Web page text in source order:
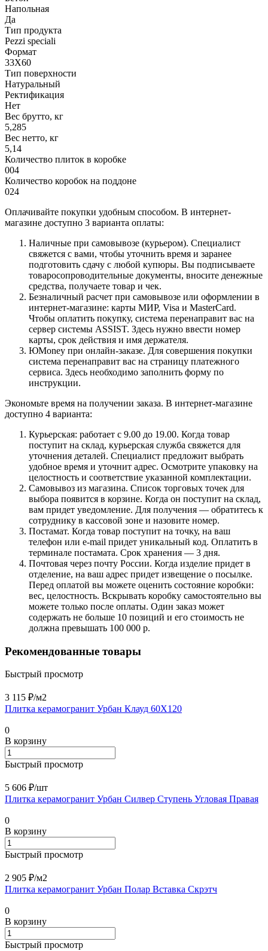
Напольная
Да
Тип продукта
Pezzi speciali
Формат
33X60
Тип поверхности
Натуральный
Ректификация
Нет
Вес брутто, кг
5,285
Вес нетто, кг
5,14
Количество плиток в коробке
004
Количество коробок на поддоне
024
Оплачивайте покупки удобным способом. В интернет-
магазине доступно 3 варианта оплаты:
Наличные при самовывозе (курьером). Специалист
свяжется с вами, чтобы уточнить время и заранее
подготовить сдачу с любой купюры. Вы подписываете
товаросопроводительные документы, вносите денежные
средства, получаете товар и чек.
Безналичный расчет при самовывозе или оформлении в
интернет-магазине: карты МИР, Visa и MasterCard.
Чтобы оплатить покупку, система перенаправит вас на
сервер системы ASSIST. Здесь нужно ввести номер
карты, срок действия и имя держателя.
ЮMoney при онлайн-заказе. Для совершения покупки
система перенаправит вас на страницу платежного
сервиса. Здесь необходимо заполнить форму по
инструкции.
Экономьте время на получении заказа. В интернет-магазине
доступно 4 варианта:
Курьерская: работает с 9.00 до 19.00. Когда товар
поступит на склад, курьерская служба свяжется для
уточнения деталей. Специалист предложит выбрать
удобное время и уточнит адрес. Осмотрите упаковку на
целостность и соответствие указанной комплектации.
Самовывоз из магазина. Список торговых точек для
выбора появится в корзине. Когда он поступит на склад,
вам придет уведомление. Для получения — обратитесь к
сотруднику в кассовой зоне и назовите номер.
Постамат. Когда товар поступит на точку, на ваш
телефон или e-mail придет уникальный код. Оплатить в
терминале постамата. Срок хранения — 3 дня.
Почтовая через почту России. Когда изделие придет в
отделение, на ваш адрес придет извещение о посылке.
Перед оплатой вы можете оценить состояние коробки:
вес, целостность. Вскрывать коробку самостоятельно вы
можете только после оплаты. Один заказ может
содержать не больше 10 позиций и его стоимость не
должна превышать 100 000 р.
Рекомендованные товары
Быстрый просмотр
3 115 ₽/м2
Плитка керамогранит Урбан Клауд 60X120
0
В корзину
Быстрый просмотр
5 606 ₽/шт
Плитка керамогранит Урбан Силвер Ступень Угловая Правая
0
В корзину
Быстрый просмотр
2 905 ₽/м2
Плитка керамогранит Урбан Полар Вставка Скрэтч
0
В корзину
Быстрый просмотр